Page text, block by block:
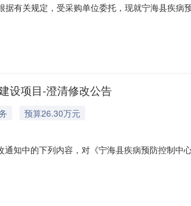
有关规定，受采购单位委托，现就宁海县疾
力；2.具有良好的商业信誉和健全的财务会计
设项目-澄清修改公告
预算26.30万元
知中的下列内容，对《宁海县疾病预防控制
（北京时间）招标文件内相同内容均作同步调